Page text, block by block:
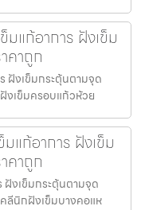
มแก้อาการ ฝังเข็ม
คาถูก
ฝังเข็มกระตุ้นตามจุด
งเข็มครอบแก้วห้วย
แก้อาการ ฝังเข็ม
คาถูก
ฝังเข็มกระตุ้นตามจุด
คลีนิกฝังเข็มบางคอแห